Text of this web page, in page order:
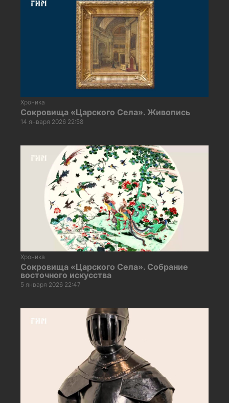
Хроника
Сокровища «Царского Села». Живопись
14 января 2026 22:58
Хроника
Сокровища «Царского Села». Собрание
восточного искусства
5 января 2026 22:47